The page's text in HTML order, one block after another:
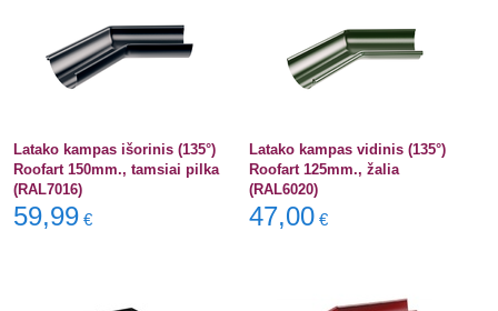
Latako kampas išorinis (135°)
Roofart 150mm., tamsiai pilka
(RAL7016)
59,99 €
Latako kampas vidinis (135°)
Roofart 125mm., žalia
(RAL6020)
47,00 €